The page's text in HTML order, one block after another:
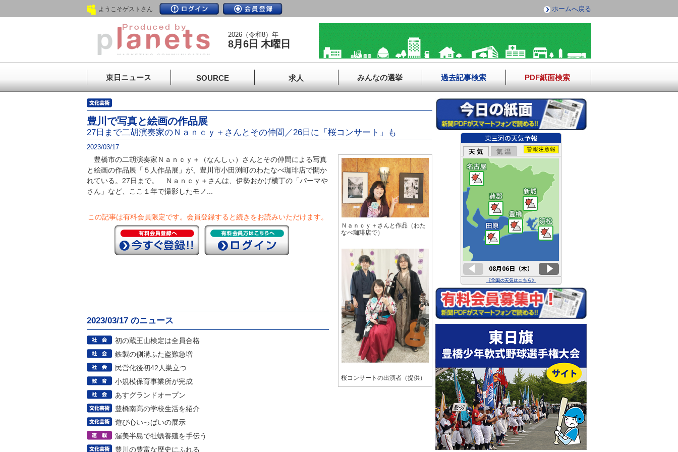
ようこそゲストさん ホームへ戻る
2026（令和8）年
8月6日 木曜日
東日ニュース SOURCE 求人 みんなの選挙 過去記事検索 PDF紙面検索
豊川で写真と絵画の作品展
27日まで二胡演奏家のＮａｎｃｙ＋さんとその仲間／26日に「桜コンサート」も
2023/03/17
豊橋市の二胡演奏家Ｎａｎｃｙ＋（なんしぃ）さんとその仲間による写真
と絵画の作品展「５人作品展」が、豊川市小田渕町のわたなべ珈琲店で開か
れている。27日まで。 Ｎａｎｃｙ＋さんは、伊勢おかげ横丁の「パーマや
さん」など、ここ１年で撮影したモノ...
この記事は有料会員限定です。 会員登録すると続きをお読みいただけます。
2023/03/17 のニュース
初の蔵王山検定は全員合格
鉄製の側溝ふた盗難急増
民営化後初42人巣立つ
小規模保育事業所が完成
あすグランドオープン
豊橋南高の学校生活を紹介
遊び心いっぱいの展示
渥美半島で牡蠣養殖を手伝う
豊川の豊富な歴史にふれる
Ｎａｎｃｙ＋さんと作品（わた
なべ珈琲店で）
桜コンサートの出演者（提供）